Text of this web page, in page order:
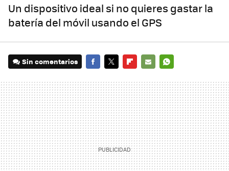
Un dispositivo ideal si no quieres gastar la
batería del móvil usando el GPS
Sin comentarios
MAIL